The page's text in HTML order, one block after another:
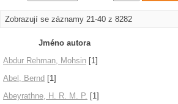
Zobrazují se záznamy 21-40 z 8282
Jméno autora
Abdur Rehman, Mohsin [1]
Abel, Bernd [1]
Abeyrathne, H. R. M. P. [1]